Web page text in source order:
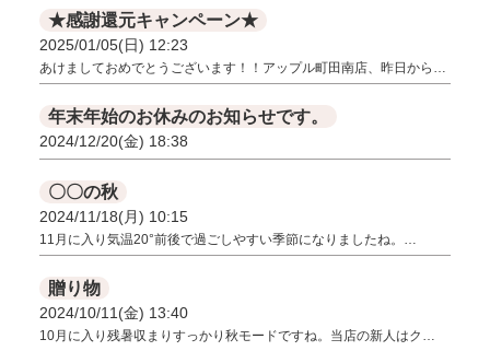
★感謝還元キャンペーン★
2025/01/05(日) 12:23
あけましておめでとうございます！！アップル町田南店、昨日から…
年末年始のお休みのお知らせです。
2024/12/20(金) 18:38
〇〇の秋
2024/11/18(月) 10:15
11月に入り気温20°前後で過ごしやすい季節になりましたね。…
贈り物
2024/10/11(金) 13:40
10月に入り残暑収まりすっかり秋モードですね。当店の新人はク…